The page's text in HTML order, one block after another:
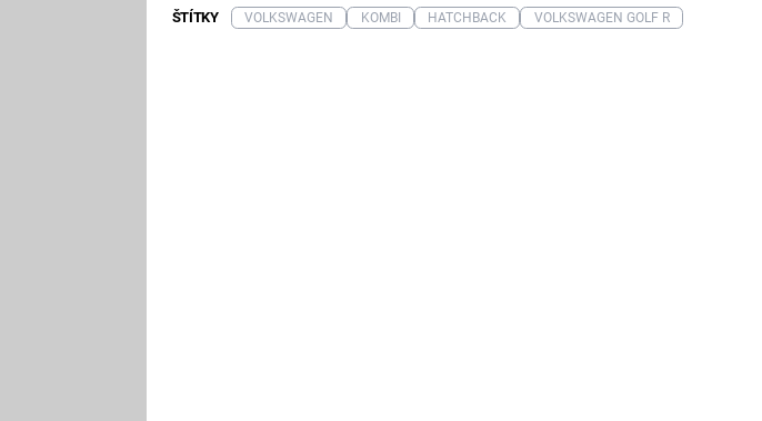
ŠTÍTKY VOLKSWAGEN KOMBI HATCHBACK VOLKSWAGEN GOLF R